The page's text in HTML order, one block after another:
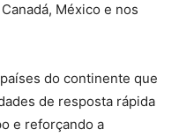
México e nos
do continente que
de resposta rápida
e reforçando a